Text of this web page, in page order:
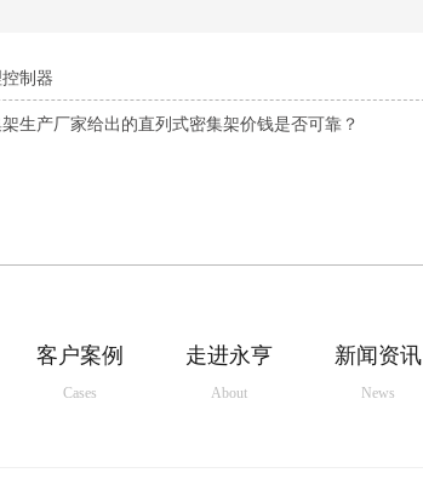
制器
生产厂家给出的直列式密集架价钱是否可靠？
客户案例
Cases
走进永亨
About
新闻资讯
News